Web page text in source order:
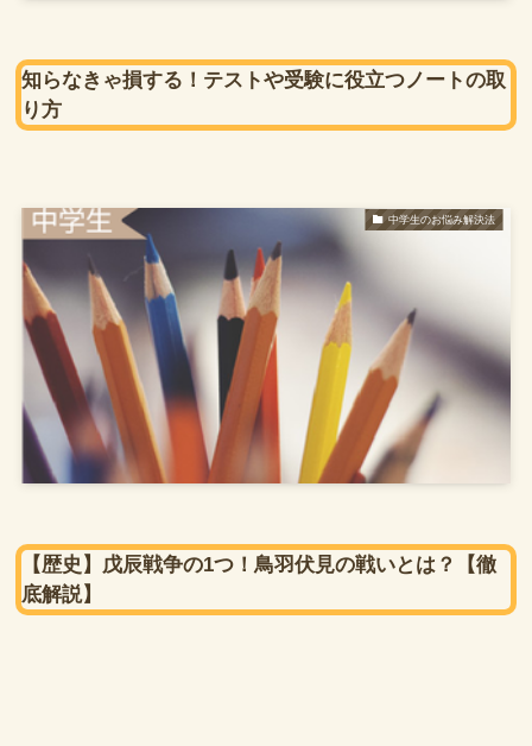
知らなきゃ損する！テストや受験に役立つノートの取
り方
中学生のお悩み解決法
【歴史】戊辰戦争の1つ！鳥羽伏見の戦いとは？【徹
底解説】